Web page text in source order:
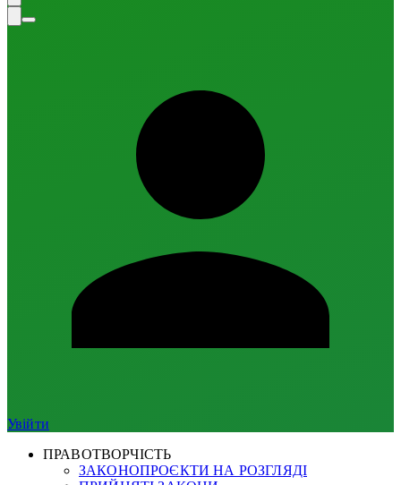
Увійти
ПРАВОТВОРЧІСТЬ
ЗАКОНОПРОЄКТИ НА РОЗГЛЯДІ